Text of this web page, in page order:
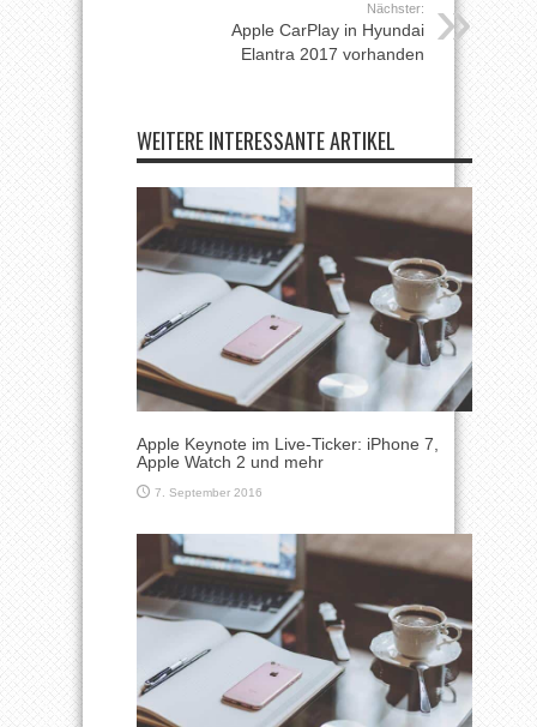
Nächster:
Apple CarPlay in Hyundai
Elantra 2017 vorhanden
WEITERE INTERESSANTE ARTIKEL
Apple Keynote im Live-Ticker: iPhone 7,
Apple Watch 2 und mehr
7. September 2016